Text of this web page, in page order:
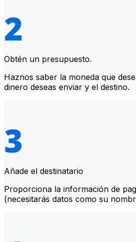
Obtén un presupuesto.
Haznos saber la moneda que
dinero deseas enviar y el destino.
Añade el destinatario
Proporciona la información de
(necesitarás datos como su